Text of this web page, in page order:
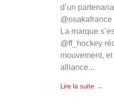
d’un
La marque
@ff_hockey
mouvement,
alliance...
Lire la suite